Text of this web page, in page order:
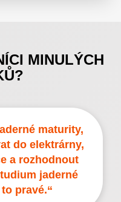
MINULÝCH
maturity,
do elektrárny,
a rozhodnout
jaderné
pravé.“